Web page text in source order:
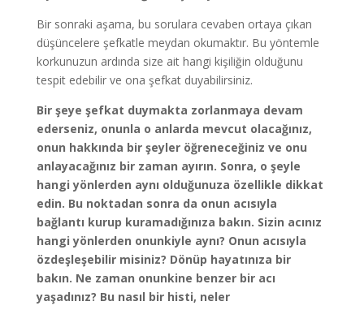
Bir sonraki aşama, bu sorulara cevaben ortaya çıkan
düşüncelere şefkatle meydan okumaktır. Bu yöntemle
korkunuzun ardında size ait hangi kişiliğin olduğunu
tespit edebilir ve ona şefkat duyabilirsiniz.
Bir şeye şefkat duymakta zorlanmaya devam
ederseniz, onunla o anlarda mevcut olacağınız,
onun hakkında bir şeyler öğreneceğiniz ve onu
anlayacağınız bir zaman ayırın. Sonra, o şeyle
hangi yönlerden aynı olduğunuza özellikle dikkat
edin. Bu noktadan sonra da onun acısıyla
bağlantı kurup kuramadığınıza bakın. Sizin acınız
hangi yönlerden onunkiyle aynı? Onun acısıyla
özdeşleşebilir misiniz? Dönüp hayatınıza bir
bakın. Ne zaman onunkine benzer bir acı
yaşadınız? Bu nasıl bir histi, neler